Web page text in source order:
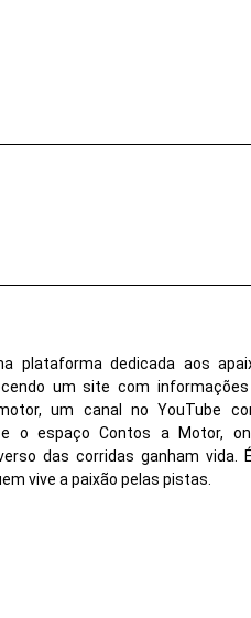
plataforma dedicada aos
um site com
um canal no YouTube
o espaço Contos a Motor,
das corridas ganham vida.
vive a paixão pelas pistas.